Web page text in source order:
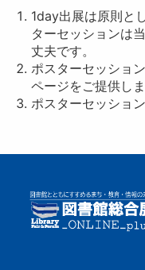
1day出展は原則と
ターセッションは
丈夫です。
ポスターセッショ
ページをご提供し
ポスターセッショ